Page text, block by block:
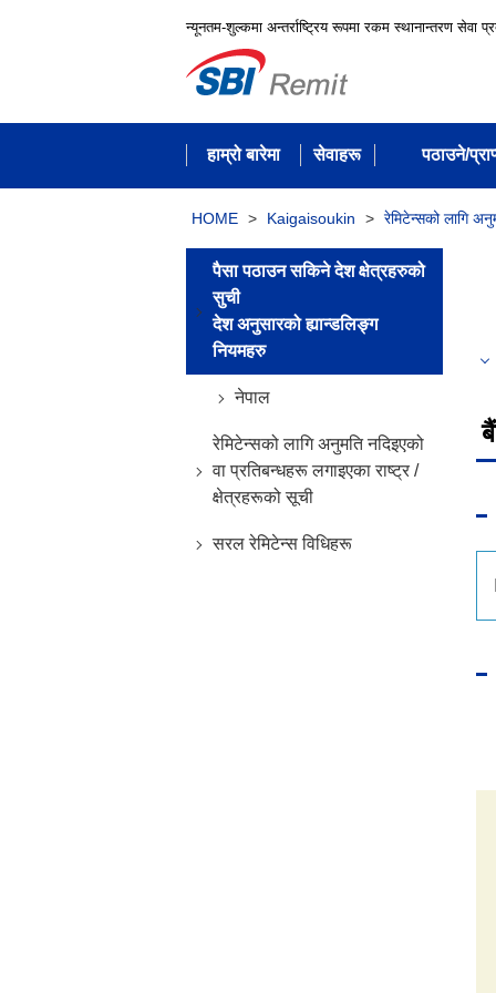
न्यूनतम-शुल्कमा अन्तर्राष्ट्रिय रूपमा रकम स्थानान्तरण सेवा
हाम्रो बारेमा सेवाहरू पठाउने/
HOME > Kaigaisoukin > रेमिटेन्सको लागि
पैसा पठाउन सकिने देश क्षेत्रहरुको
सुची
देश अनुसारको ह्यान्डलिङ्ग
नियमहरु
नेपाल
रेमिटेन्सको लागि अनुमति नदिइएको
वा प्रतिबन्धहरू लगाइएका राष्ट्र /
क्षेत्रहरूको सूची
सरल रेमिटेन्स विधिहरू